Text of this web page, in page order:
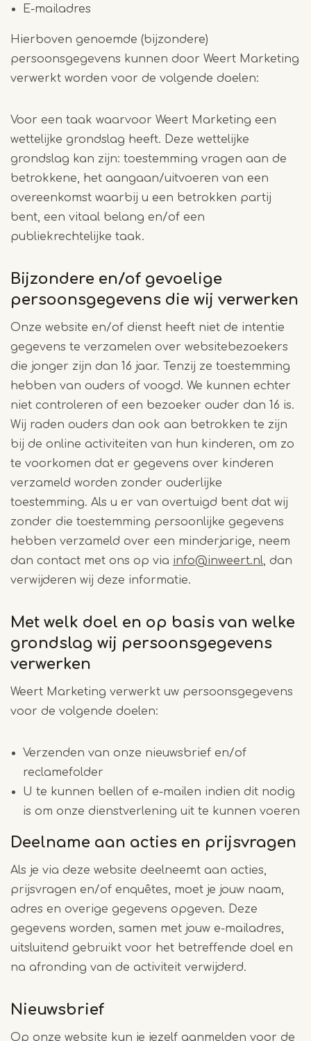
E-mailadres
Hierboven genoemde (bijzondere)
persoonsgegevens kunnen door Weert Marketing
verwerkt worden voor de volgende doelen:
Voor een taak waarvoor Weert Marketing een
wettelijke grondslag heeft. Deze wettelijke
grondslag kan zijn: toestemming vragen aan de
betrokkene, het aangaan/uitvoeren van een
overeenkomst waarbij u een betrokken partij
bent, een vitaal belang en/of een
publiekrechtelijke taak.
Bijzondere en/of gevoelige
persoonsgegevens die wij verwerken
Onze website en/of dienst heeft niet de intentie
gegevens te verzamelen over websitebezoekers
die jonger zijn dan 16 jaar. Tenzij ze toestemming
hebben van ouders of voogd. We kunnen echter
niet controleren of een bezoeker ouder dan 16 is.
Wij raden ouders dan ook aan betrokken te zijn
bij de online activiteiten van hun kinderen, om zo
te voorkomen dat er gegevens over kinderen
verzameld worden zonder ouderlijke
toestemming. Als u er van overtuigd bent dat wij
zonder die toestemming persoonlijke gegevens
hebben verzameld over een minderjarige, neem
dan contact met ons op via info@inweert.nl , dan
verwijderen wij deze informatie.
Met welk doel en op basis van welke
grondslag wij persoonsgegevens
verwerken
Weert Marketing verwerkt uw persoonsgegevens
voor de volgende doelen:
Verzenden van onze nieuwsbrief en/of
reclamefolder
U te kunnen bellen of e-mailen indien dit nodig
is om onze dienstverlening uit te kunnen voeren
Deelname aan acties en prijsvragen
Als je via deze website deelneemt aan acties,
prijsvragen en/of enquêtes, moet je jouw naam,
adres en overige gegevens opgeven. Deze
gegevens worden, samen met jouw e-mailadres,
uitsluitend gebruikt voor het betreffende doel en
na afronding van de activiteit verwijderd.
Nieuwsbrief
Op onze website kun je jezelf aanmelden voor de